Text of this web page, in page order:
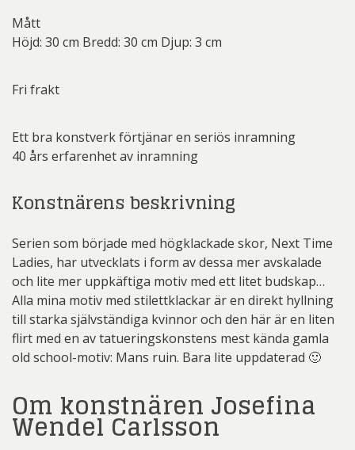
Mått
Höjd: 30 cm Bredd: 30 cm Djup: 3 cm
Fri frakt
Ett bra konstverk förtjänar en seriös inramning
40 års erfarenhet av inramning
Konstnärens beskrivning
Serien som började med högklackade skor, Next Time
Ladies, har utvecklats i form av dessa mer avskalade
och lite mer uppkäftiga motiv med ett litet budskap…
Alla mina motiv med stilettklackar är en direkt hyllning
till starka självständiga kvinnor och den här är en liten
flirt med en av tatueringskonstens mest kända gamla
old school-motiv: Mans ruin. Bara lite uppdaterad 🙂
Om konstnären Josefina
Wendel Carlsson